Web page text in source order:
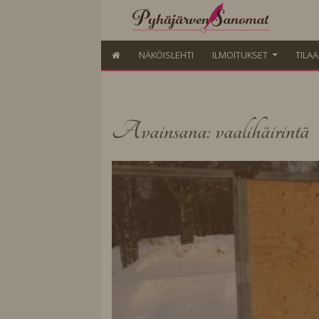
NÄKÖISLEHTI ILMOITUKSET
Avainsana: vaalihäirintä